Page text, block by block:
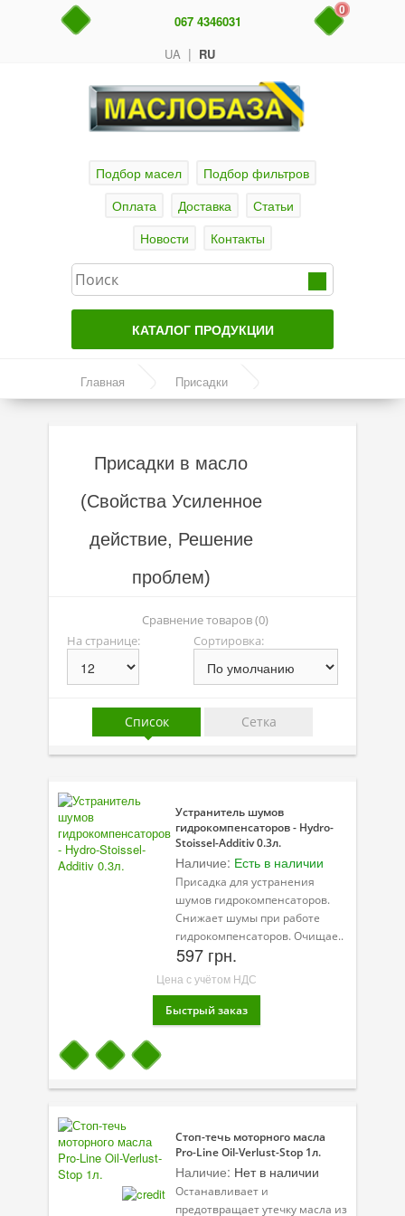
UA | RU
067 4346031
0
Подбор масел
Подбор фильтров
Оплата
Доставка
Статьи
Новости
Контакты
КАТАЛОГ ПРОДУКЦИИ
Актуальные продукты
Моторные масла
Синтетические масла
Полусинтетические масла
Минеральные масла
Масло с молибденом
Линейка масел Molygen
Линейка масел Top Tec
Линейка масел Special Tec
Линейка масел Optimal
Присадки в масло
Присадки в системы охлаждения
Присадки в топливо
Трансмиссионные масла
Сервисные продукты
Оборудование
Клеи и герметики
Уход за кондиционером
Смазки
Специальные программы
Главная Присадки
Присадки в масло
(Свойства Усиленное
действие, Решение
проблем)
Сравнение товаров (0)
На странице:
Сортировка:
Список Сетка
Устранитель шумов
гидрокомпенсаторов - Hydro-
Stoissel-Additiv 0.3л.
Наличие: Есть в наличии
Присадка для устранения
шумов гидрокомпенсаторов.
Снижает шумы при работе
гидрокомпенсаторов. Очищае..
597 грн.
Цена с учётом НДС
Стоп-течь моторного масла
Pro-Line Oil-Verlust-Stop 1л.
Наличие: Нет в наличии
Останавливает и
предотвращает утечку масла из